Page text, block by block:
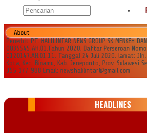
About
Penerbit PT. HALILINTAR NEWS GROUP SK MENKEH
0035545.AH.01.Tahun 2020. Daftar Perseroan
0120147.AH.01.11. Tanggal 24 Juli 2020. lamat: Jln.
Kota, Kec. Binamu, Kab. Jeneponto, Prov. Sulawesi
355 177 988 Email: newshalilintar@gmail.com
HEADLINES